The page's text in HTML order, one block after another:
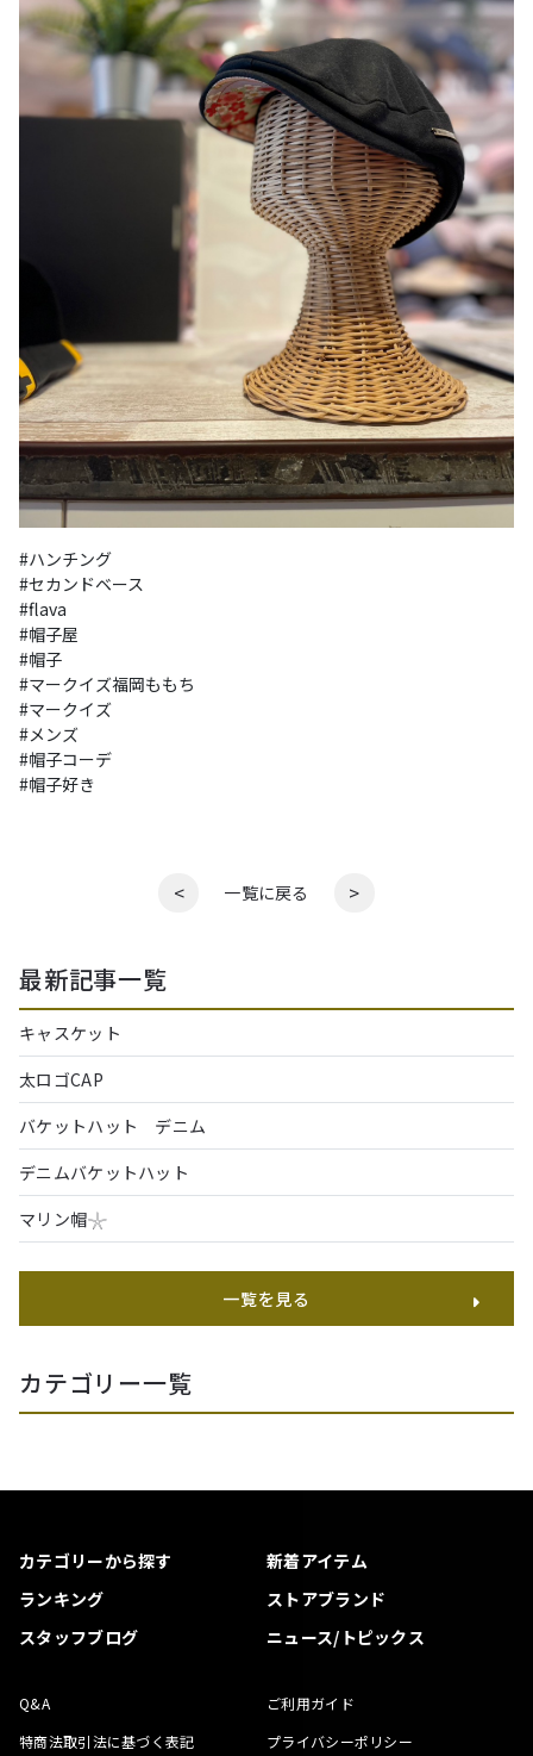
#ハンチング
#セカンドベース
#flava
#帽子屋
#帽子
#マークイズ福岡ももち
#マークイズ
#メンズ
#帽子コーデ
#帽子好き
< 一覧に戻る >
最新記事一覧
キャスケット
太ロゴCAP
バケットハット デニム
デニムバケットハット
マリン帽𓇼
一覧を見る
カテゴリー一覧
カテゴリーから探す
新着アイテム
ランキング
ストアブランド
スタッフブログ
ニュース/トピックス
Q&A
ご利用ガイド
特商法取引法に基づく表記
プライバシーポリシー